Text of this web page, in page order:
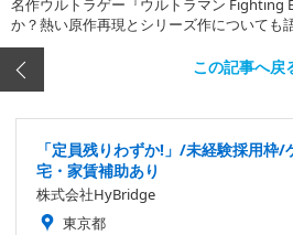
名作ウルトラゲー『ウルトラマン Fighting
か？熱い原作再現とシリーズ作についても
この記事へ戻
「定員残りわずか!」/未経験採用枠
宅・家賃補助あり
株式会社HyBridge
東京都